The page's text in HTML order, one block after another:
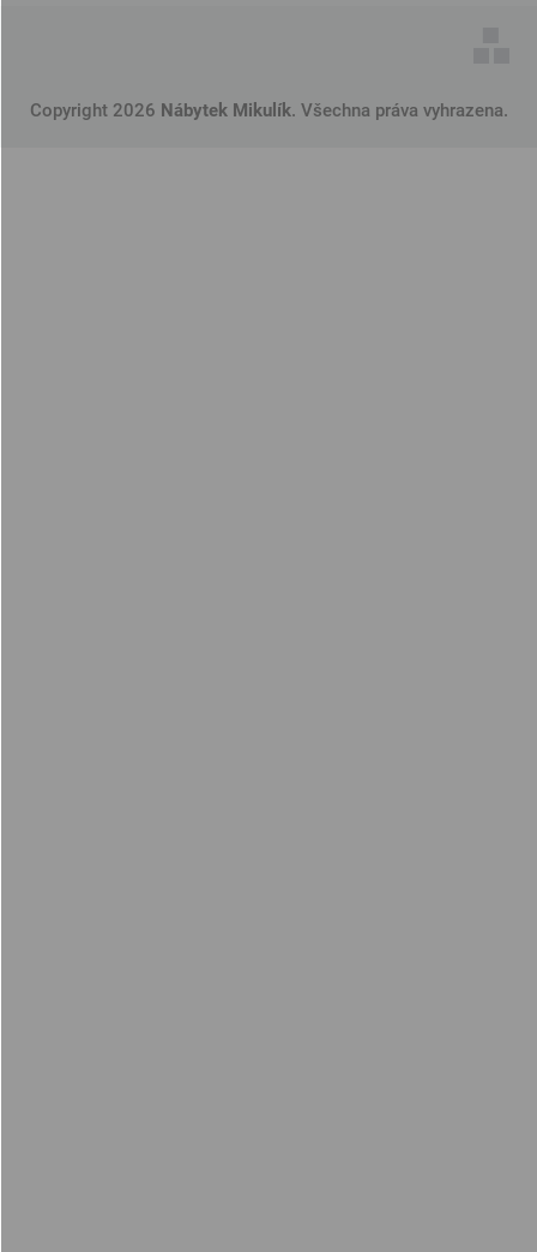
Copyright 2026 Nábytek Mikulík. Všechna práva vyhrazena.